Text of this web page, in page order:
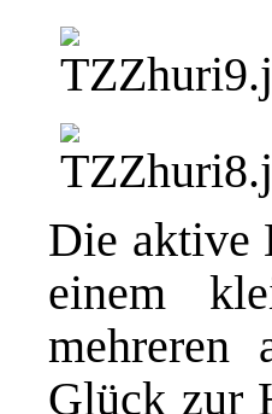
Die aktive
einem
mehreren
Glück zur